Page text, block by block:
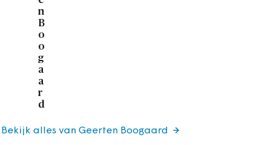
n
B
o
o
g
a
a
r
d
Bekijk alles van Geerten Boogaard